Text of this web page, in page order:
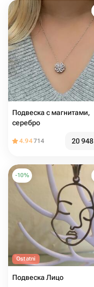
Подвеска с магнитами,
серебро
4.94714 20 948
-10%
Ostatni
Подвеска Лицо